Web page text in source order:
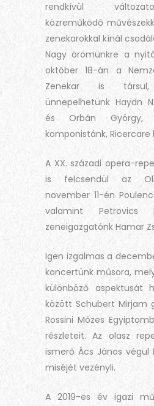
rendkívül
közreműködő
zenekarokkal kínál
Nagy örömünkre a
október 18-án a
Zenekar is
ünnepelhetünk Haydn
és Orbán György,
komponistánk, Ricercare
A XX. századi opera-
is felcsendül az
november 11-én
valamint Petrovics
zeneigazgatónk Hamar
Igen izgalmas a
koncertünk műsora,
különböző aspektusát
között Schubert Mirjam
Rossini Mózes
részleteit. Az olasz
ismerő Ács János végül
miséjét vezényli.
A 2019-es év igazi